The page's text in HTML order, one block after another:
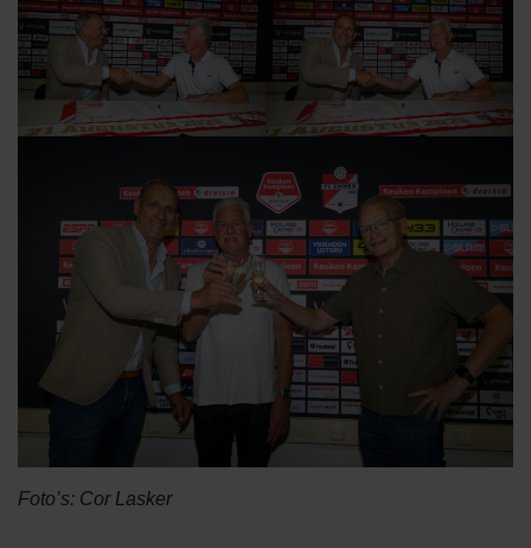
Foto’s: Cor Lasker